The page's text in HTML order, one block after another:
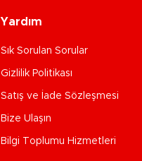
Yardım
Sık Sorulan Sorular
Gizlilik Politikası
Satış ve İade Sözleşmesi
Bize Ulaşın
Bilgi Toplumu Hizmetleri